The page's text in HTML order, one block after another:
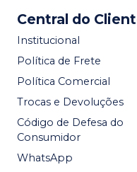
Central do
Institucional
Política de Frete
Política Comercial
Trocas e Devoluções
Código de Defesa do
Consumidor
WhatsApp